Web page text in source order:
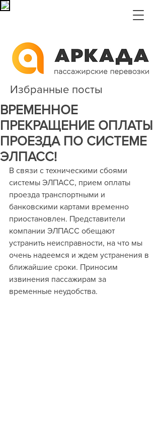
Избранные посты
ВРЕМЕННОЕ
ПРЕКРАЩЕНИЕ ОПЛАТЫ
ПРОЕЗДА ПО СИСТЕМЕ
ЭЛПАСС!
В связи с техническими сбоями
системы ЭЛПАСС, прием оплаты
проезда транспортными и
банковскими картами временно
приостановлен. Представители
компании ЭЛПАСС обещают
устранить неисправности, на что мы
очень надеемся и ждем устранения в
ближайшие сроки. Приносим
извинения пассажирам за
временные неудобства.